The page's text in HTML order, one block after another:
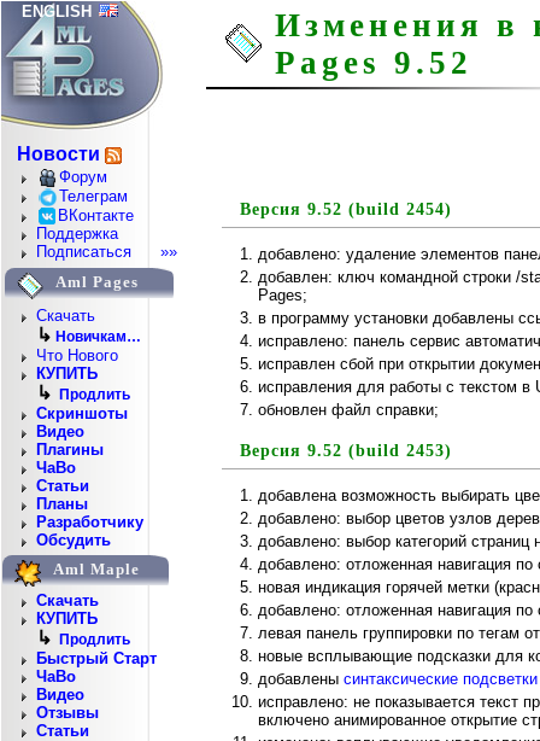
ENGLISH
Новости
Форум
Телеграм
ВКонтакте
Поддержка
Подписаться
»»
Aml Pages
Скачать
↳ Новичкам…
Что Нового
КУПИТЬ
↳ Продлить
Скриншоты
Видео
Плагины
ЧаВо
Статьи
Планы
Разработчику
Обсудить
Aml Maple
Скачать
КУПИТЬ
↳ Продлить
Быстрый Старт
ЧаВо
Видео
Отзывы
Статьи
Изменения в
Pages 9.52
Версия 9.52 (build 2454)
добавлено: удаление элементов
добавлен: ключ командной строки /
Pages;
в программу установки добавлены
исправлено: панель сервис
исправлен сбой при открытии
исправления для работы с текстом в
обновлен файл справки;
Версия 9.52 (build 2453)
добавлена возможность выбирать
добавлено: выбор цветов узлов
добавлено: выбор категорий страниц
добавлено: отложенная навигация
новая индикация горячей метки
добавлено: отложенная навигация по
левая панель группировки по тегам
новые всплывающие подсказки для
добавлены синтаксические
исправлено: не показывается текст
включено анимированное открытие